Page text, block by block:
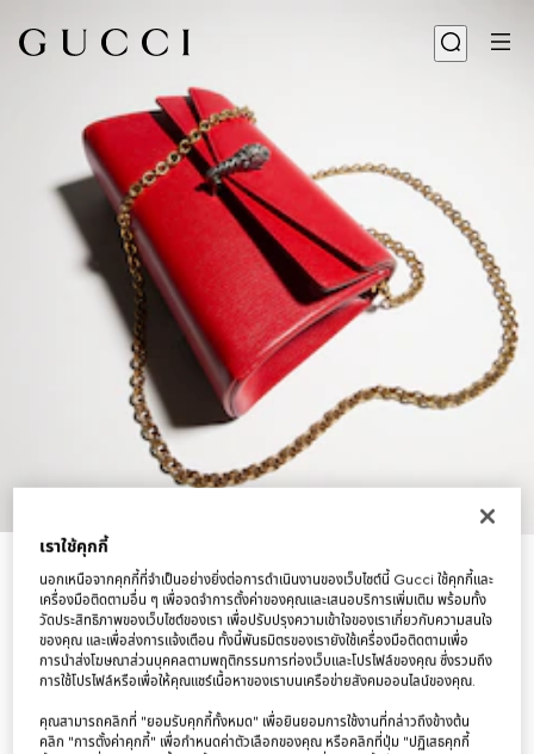
กระเป๋า Dionysus small shoulder bag
฿72,500
ตัวแปรหนังสีแดง
เราใช้คุกกี้
นอกเหนือจากคุกกี้ที่จำเป็นอย่างยิ่งต่อการดำเนินงานของเว็บไซต์นี้ Gucci ใช้คุกกี้และ
เครื่องมือติดตามอื่น ๆ เพื่อจดจำการตั้งค่าของคุณและเสนอบริการเพิ่มเติม พร้อมทั้ง
วัดประสิทธิภาพของเว็บไซต์ของเรา เพื่อปรับปรุงความเข้าใจของเราเกี่ยวกับความสนใจ
ของคุณ และเพื่อส่งการแจ้งเตือน ทั้งนี้พันธมิตรของเรายังใช้เครื่องมือติดตามเพื่อ
การนำส่งโฆษณาส่วนบุคคลตามพฤติกรรมการท่องเว็บและโปรไฟล์ของคุณ ซึ่งรวมถึง
การใช้โปรไฟล์หรือเพื่อให้คุณแชร์เนื้อหาของเราบนเครือข่ายสังคมออนไลน์ของคุณ.
คุณสามารถคลิกที่ "ยอมรับคุกกี้ทั้งหมด" เพื่อยินยอมการใช้งานที่กล่าวถึงข้างต้น
คลิก "การตั้งค่าคุกกี้" เพื่อกำหนดค่าตัวเลือกของคุณ หรือคลิกที่ปุ่ม "ปฏิเสธคุกกี้